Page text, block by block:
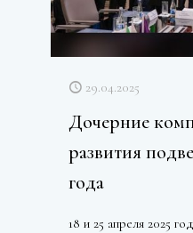
29.04.2025
Дочерние
развития
года
18 и 25 апреля 2025